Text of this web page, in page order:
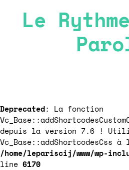
Le
Deprecated: La fonction
depuis la version 7.6 !
Vc_Base::addShortcodesCss
/home/lepariscij/www/wp-
line 6170